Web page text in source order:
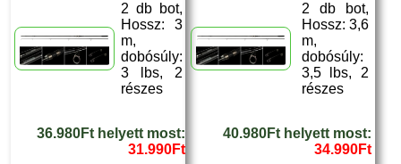
2 db bot,
Hossz: 3
m,
dobósúly:
3 lbs, 2
részes
36.980Ft helyett most:
31.990Ft
2 db bot,
Hossz: 3,6
m,
dobósúly:
3,5 lbs, 2
részes
40.980Ft helyett most:
34.990Ft